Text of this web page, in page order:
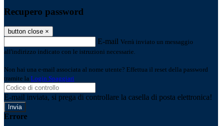
Recupero password
button close ×
E-mail Verrà inviato un messaggio
all'indirizzo indicato con le istruzioni necessarie.
Non hai una e-mail associata al nome utente? Effettua il reset della password
tramite la Login Spaggiari
E-mail inviata, si prega di controllare la casella di posta elettronica!
Errore